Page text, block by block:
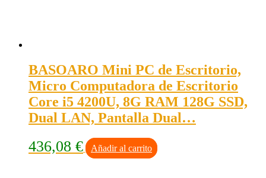
BASOARO Mini PC de Escritorio,
Micro Computadora de Escritorio
Core i5 4200U, 8G RAM 128G SSD,
Dual LAN, Pantalla Dual…
436,08 € Añadir al carrito